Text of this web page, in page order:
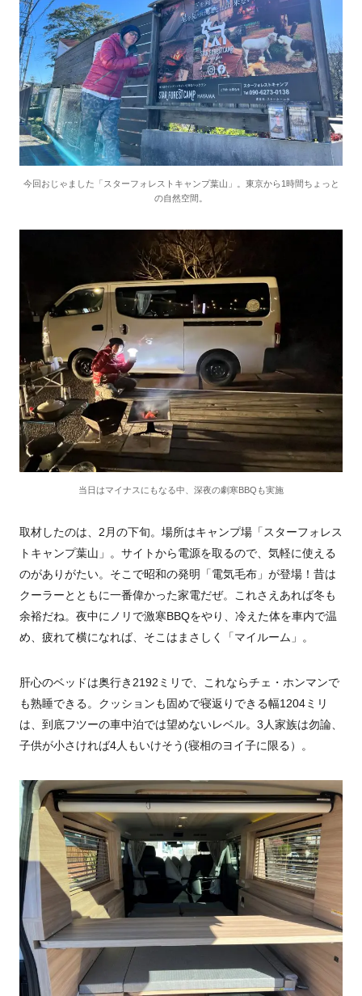
今回おじゃました「スターフォレストキャンプ葉山」。東京から1時間ちょっと
の自然空間。
当日はマイナスにもなる中、深夜の劇寒BBQも実施
取材したのは、 2月の下旬。場所はキャンプ場「スターフォレス
トキャンプ葉山」。サイトから電源を取るので、気軽に使える
のがありがたい。そこで昭和の発明「電気毛布」が登場！昔は
クーラーとともに一番偉かった家電だぜ。これさえあれば冬も
余裕だね。夜中にノリで激寒BBQをやり、冷えた体を車内で温
め、疲れて横になれば、そこはまさしく「マイルーム」。
肝心のベッドは奥行き2192 ミリで、これならチェ・ホンマンで
も熟睡できる。クッションも固めで寝返りできる幅1204ミリ
は、到底フツーの車中泊では望めないレベル。 3人家族は勿論、
子供が小さければ4人もいけそう(寝相のヨイ子に限る）。